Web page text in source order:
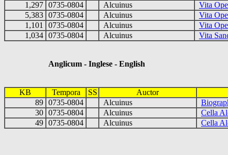
1,297 0735-0804 Alcuinus
Vita
5,383 0735-0804 Alcuinus
Vita
1,101
0735-0804 Alcuinus
Vita
1,034 0735-0804 Alcuinus Vita
Anglicum - Inglese - English
KB Tempora SS
Auctor
89 0735-0804 Alcuinus
30 0735-0804 Alcuinus
Cella
49 0735-0804 Alcuinus Cella